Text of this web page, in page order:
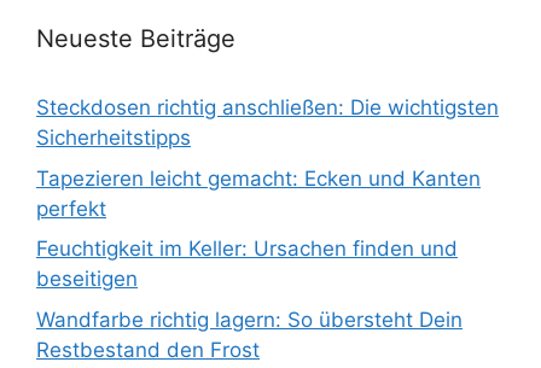
Neueste Beiträge
Steckdosen richtig anschließen: Die wichtigsten
Sicherheitstipps
Tapezieren leicht gemacht: Ecken und Kanten
perfekt
Feuchtigkeit im Keller: Ursachen finden und
beseitigen
Wandfarbe richtig lagern: So übersteht Dein
Restbestand den Frost